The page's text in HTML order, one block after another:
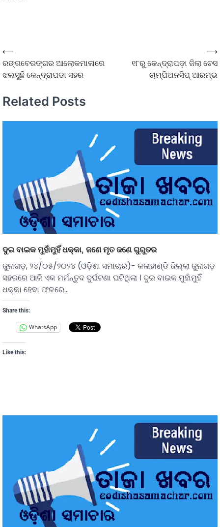
⟵
ରଙ୍ଗବେରଙ୍ଗର ଆଲୋକମାଳାରେ
ଝଲସୁଛି କେନ୍ଦ୍ରାପଡା ସହର
୧୮ରୁ କେନ୍ଦ୍ରାପଡ଼ା ଜିଲା ଚେସ
ଚାମ୍ପିଅନସିପ୍ ଆରମ୍ଭ
⟶
Related Posts
ଦୁଇ ବାଇକ ମୁହାଁମୁହିଁ ଧକ୍କା, ଜଣେ ମୃତ ଜଣେ ଗୁରୁତର
ଜୁନାଗଡ଼, ୨୪/୦୫/୨୦୨୪ (ଓଡ଼ିଶା ସମାଚାର)- କଳାହାଣ୍ଡି ଜିଲ୍ଲା ଜୁନାଗଡ଼
ସହରରେ ଆଜି ଏକ ମର୍ମନ୍ତୁଦ ଦୁର୍ଘଟଣା ଘଟିଥିଲା । ଦୁଇ ବାଇକ ମୁହାଁମୁହିଁ
ଧକ୍କା ହେବା ଫଳରେ…
Share this:
WhatsApp
Like this: